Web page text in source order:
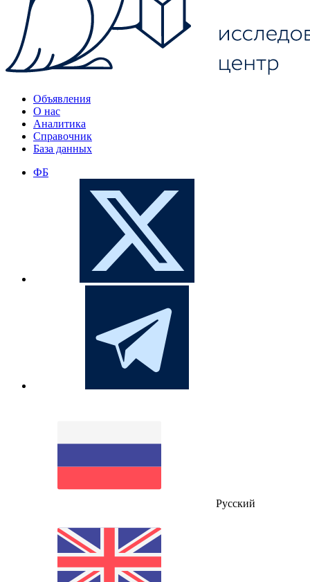
Объявления
О нас
Аналитика
Справочник
База данных
ФБ
Русский